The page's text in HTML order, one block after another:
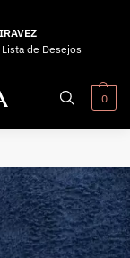
Lista de Desejos
0